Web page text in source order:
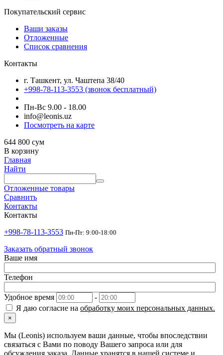
Покупательский сервис
Ваши заказы
Отложенные
Список сравнения
Контакты
г. Ташкент, ул. Чаштепа 38/40
+998-78-113-3553 (звонок бесплатный)
Пн-Вс 9.00 - 18.00
info@leonis.uz
Посмотреть на карте
644 800 сум
В корзину
Главная
Найти
Отложенные товары
Сравнить
Контакты
Контакты
+998-78-113-3553 Пн-Пт: 9:00-18:00
Заказать обратный звонок
Ваше имя
Телефон
Удобное время
-
Я даю согласие на обработку моих персональных данных.
×
Мы (Leonis) используем ваши данные, чтобы впоследствии
связаться с Вами по поводу Вашего запроса или для